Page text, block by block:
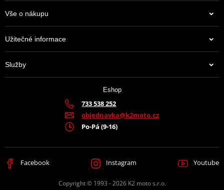
Vše o nákupu
Užitečné informace
Služby
Eshop
733 538 252
objednavka@k2moto.cz
Po-Pá (9-16)
Facebook Instagram Youtube
Copyright © 1993 - 2026 K2 moto s.r.o.